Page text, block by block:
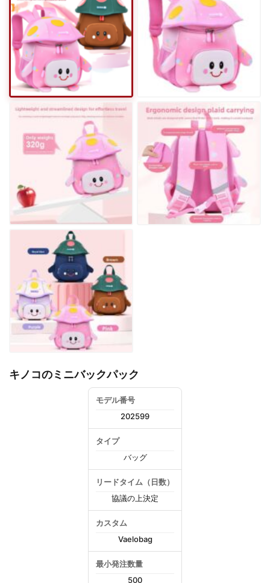
キノコのミニバックパック
モデル番号
202599
タイプ
バッグ
リードタイム（日数）
協議の上決定
カスタム
Vaelobag
最小発注数量
500